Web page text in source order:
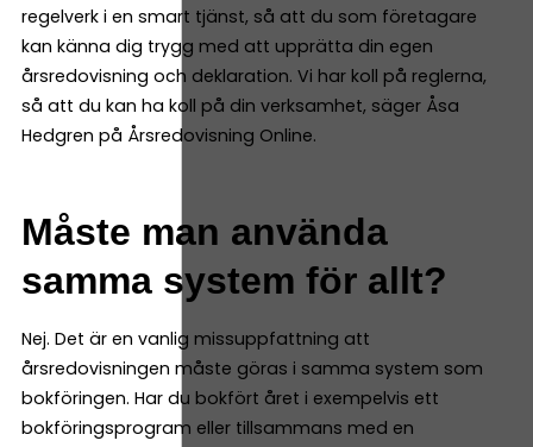
regelverk i en smart tjänst, så att du som företagare
kan känna dig trygg med att upprätta din egen
årsredovisning och deklaration. Vi har koll på reglerna,
så att du kan ha koll på din verksamhet, säger Åsa
Hedgren på Årsredovisning Online.
Måste man använda
samma system för allt?
Nej. Det är en vanlig missuppfattning att
årsredovisningen måste göras i samma system som
bokföringen. Har du bokfört året i exempelvis ett
bokföringsprogram eller tillsammans med en